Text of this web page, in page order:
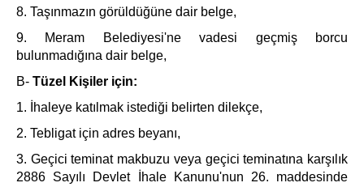
8. Taşınmazın görüldüğüne dair belge,
9. Meram Belediyesi'ne vadesi geçmiş borcu
bulunmadığına dair belge,
B- Tüzel Kişiler için:
1. İhaleye katılmak istediği belirten dilekçe,
2. Tebligat için adres beyanı,
3. Geçici teminat makbuzu veya geçici teminatına karşılık
2886 Sayılı Devlet İhale Kanunu'nun 26. maddesinde